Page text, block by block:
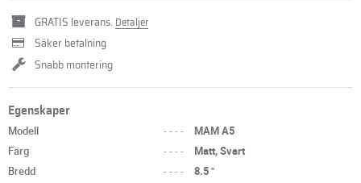
GRATIS leverans. Detaljer
Säker betalning
Snabb montering
Egenskaper
Modell ----
MAM A5
Färg
----
Matt, Svart
Bredd
----
8.5 "